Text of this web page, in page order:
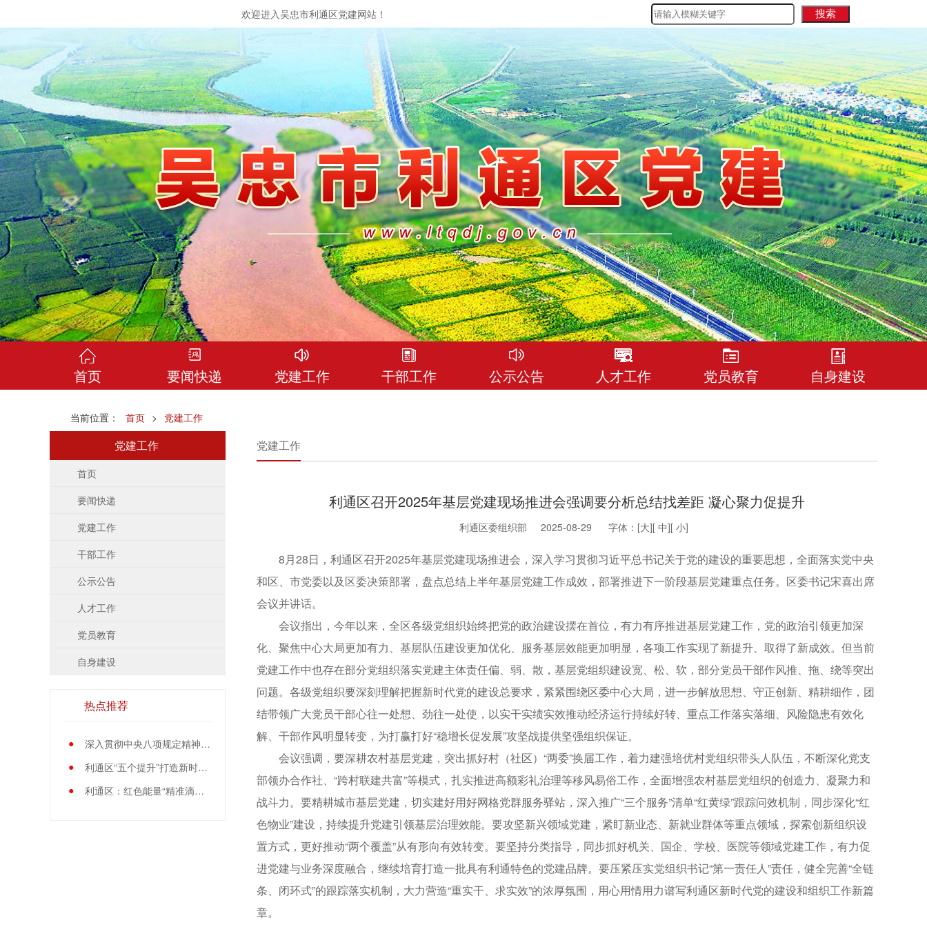
欢迎进入吴忠市利通区党建网站！
首页 要闻快递 党建工作 干部工作 公示公告 人才工作 党员教育 自身建设
当前位置： 首页 > 党建工作
党建工作
首页
要闻快递
党建工作
干部工作
公示公告
人才工作
党员教育
自身建设
热点推荐
●
深入贯彻中央八项规定精神学习教育中央指导组暨中央层面工作专班总结会议召开
●
利通区“五个提升”打造新时代党员先锋队伍
●
利通区：红色能量“精准滴灌”基层党员
党建工作
利通区召开2025年基层党建现场推进会强调要分析总结找差距 凝心聚力促提升
利通区委组织部 2025-08-29 字体：[大][ 中][ 小]
8月28日，利通区召开2025年基层党建现场推进会，深入学习贯彻习近平总书记关于党的建设的重要思想，全面落实党中央
和区、市党委以及区委决策部署，盘点总结上半年基层党建工作成效，部署推进下一阶段基层党建重点任务。区委书记宋喜出席
会议并讲话。
会议指出，今年以来，全区各级党组织始终把党的政治建设摆在首位，有力有序推进基层党建工作，党的政治引领更加深
化、聚焦中心大局更加有力、基层队伍建设更加优化、服务基层效能更加明显，各项工作实现了新提升、取得了新成效。但当前
党建工作中也存在部分党组织落实党建主体责任偏、弱、散，基层党组织建设宽、松、软，部分党员干部作风推、拖、绕等突出
问题。各级党组织要深刻理解把握新时代党的建设总要求，紧紧围绕区委中心大局，进一步解放思想、守正创新、精耕细作，团
结带领广大党员干部心往一处想、劲往一处使，以实干实绩实效推动经济运行持续好转、重点工作落实落细、风险隐患有效化
解、干部作风明显转变，为打赢打好“稳增长促发展”攻坚战提供坚强组织保证。
会议强调，要深耕农村基层党建，突出抓好村（社区）“两委”换届工作，着力建强培优村党组织带头人队伍，不断深化党支
部领办合作社、“跨村联建共富”等模式，扎实推进高额彩礼治理等移风易俗工作，全面增强农村基层党组织的创造力、凝聚力和
战斗力。要精耕城市基层党建，切实建好用好网格党群服务驿站，深入推广“三个服务”清单“红黄绿”跟踪问效机制，同步深化“红
色物业”建设，持续提升党建引领基层治理效能。要攻坚新兴领域党建，紧盯新业态、新就业群体等重点领域，探索创新组织设
置方式，更好推动“两个覆盖”从有形向有效转变。要坚持分类指导，同步抓好机关、国企、学校、医院等领域党建工作，有力促
进党建与业务深度融合，继续培育打造一批具有利通特色的党建品牌。要压紧压实党组织书记“第一责任人”责任，健全完善“全链
条、闭环式”的跟踪落实机制，大力营造“重实干、求实效”的浓厚氛围，用心用情用力谱写利通区新时代党的建设和组织工作新篇
章。